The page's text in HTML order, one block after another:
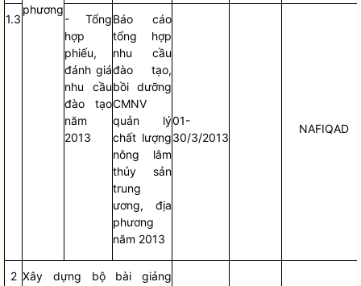
phương
1.3
- Tổng
hợp
phiếu,
đánh giá
nhu cầu
đào tạo
năm
2013
Báo cáo
tổng hợp
nhu cầu
đào tạo,
bồi dưỡng
CMNV
quản lý
chất lượng
nông lâm
thủy sản
trung
ương, địa
phương
năm 2013
01-
30/3/2013
NAFIQAD
2 Xây dựng bộ bài giảng